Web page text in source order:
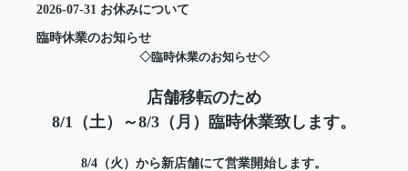
2026-07-31 お休みについて
臨時休業のお知らせ
◇臨時休業のお知らせ◇
店舗移転のため
8/1（土）～8/3（月）臨時休業致します。
8/4（火）から新店舗にて営業開始します。